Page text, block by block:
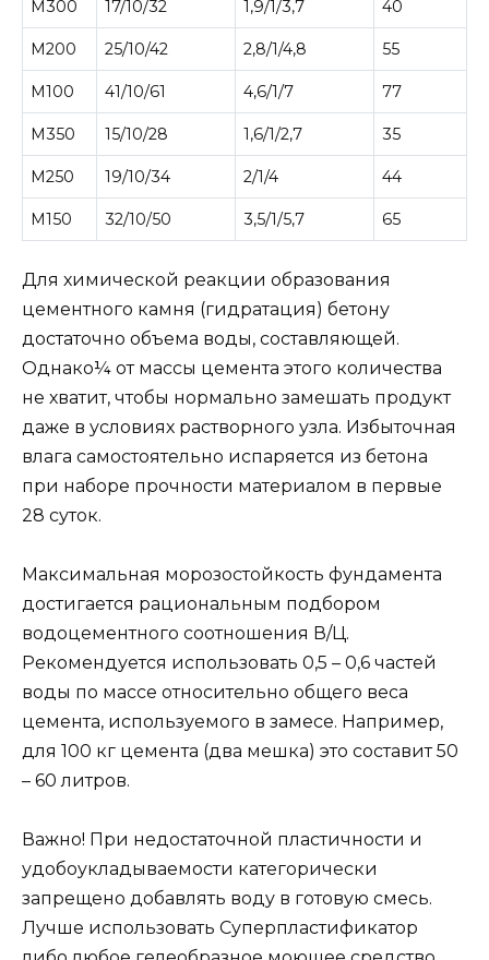
М300 17/10/32 1,9/1/3,7 40
М200 25/10/42 2,8/1/4,8 55
М100 41/10/61 4,6/1/7 77
М350 15/10/28 1,6/1/2,7 35
М250 19/10/34 2/1/4 44
М150 32/10/50 3,5/1/5,7 65
Для химической реакции образования
цементного камня (гидратация) бетону
достаточно объема воды, составляющей.
Однако¼ от массы цемента этого количества
не хватит, чтобы нормально замешать продукт
даже в условиях растворного узла. Избыточная
влага самостоятельно испаряется из бетона
при наборе прочности материалом в первые
28 суток.
Максимальная морозостойкость фундамента
достигается рациональным подбором
водоцементного соотношения В/Ц.
Рекомендуется использовать 0,5 – 0,6 частей
воды по массе относительно общего веса
цемента, используемого в замесе. Например,
для 100 кг цемента (два мешка) это составит 50
– 60 литров.
Важно! При недостаточной пластичности и
удобоукладываемости категорически
запрещено добавлять воду в готовую смесь.
Лучше использовать Суперпластификатор